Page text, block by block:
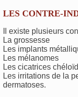
LES CONTRE-
Il existe plusieurs
La grossesse
Les implants
Les mélanomes
Les cicatrices
Les irritations de la
dermatoses.